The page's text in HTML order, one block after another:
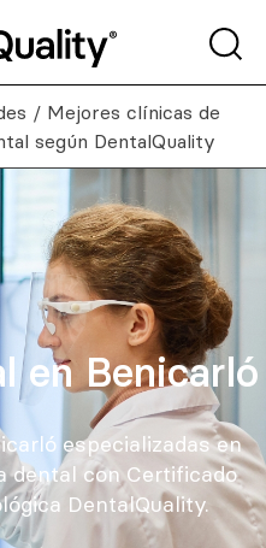
/ Mejores clínicas de
según DentalQuality
en Benicarló
especializadas en
dental con Certificado
DentalQuality.